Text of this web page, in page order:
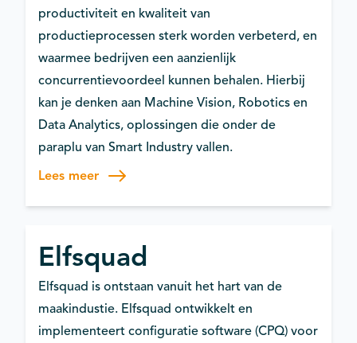
productiviteit en kwaliteit van
productieprocessen sterk worden verbeterd, en
waarmee bedrijven een aanzienlijk
concurrentievoordeel kunnen behalen. Hierbij
kan je denken aan Machine Vision, Robotics en
Data Analytics, oplossingen die onder de
paraplu van Smart Industry vallen.
Lees meer
Elfsquad
Elfsquad is ontstaan vanuit het hart van de
maakindustie. Elfsquad ontwikkelt en
implementeert configuratie software (CPQ) voor